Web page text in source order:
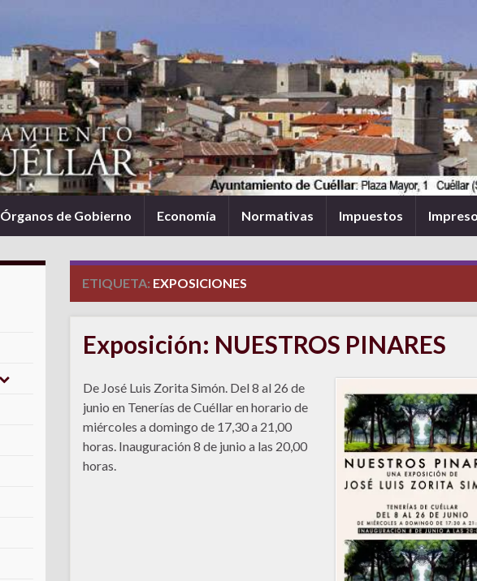
Órganos de Gobierno Economía Normativas Impuestos
ETIQUETA: EXPOSICIONES
Exposición: NUESTROS PINARES
De José Luis Zorita Simón. Del 8 al 26 de
junio en Tenerías de Cuéllar en horario de
miércoles a domingo de 17,30 a 21,00
horas. Inauguración 8 de junio a las 20,00
horas.